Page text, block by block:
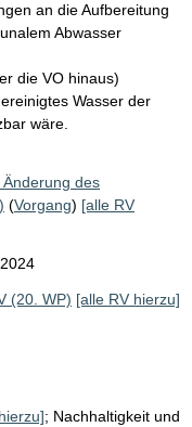
an die Aufbereitung
Abwasser
die VO hinaus)
Wasser der
wäre.
des
(Vorgang) [alle RV
(20. WP) [alle RV hierzu]
; Nachhaltigkeit und